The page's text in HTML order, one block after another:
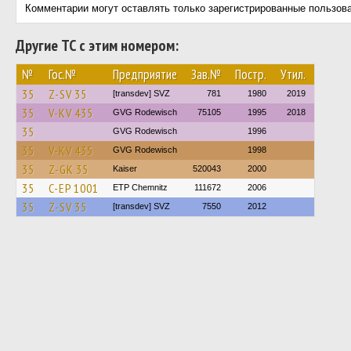
Комментарии могут оставлять только зарегистрированные
Другие ТС с этим номером:
№ Гос.№ Предприятие Зав.№ Постр. Утил.
35 Z-SV 35 [transdev] SVZ 781 1980 2019
35 V-KV 435 GVG Rodewisch 75105 1995 2018
35 GVG Rodewisch 1996
35 V-KV 435 GVG Rodewisch 1998
35 Z-GK 35 Kaiser 520043 2000
35 C-EP 1001 ETP Chemnitz 111672 2006
35 Z-SV 35 [transdev] SVZ 7550 2012